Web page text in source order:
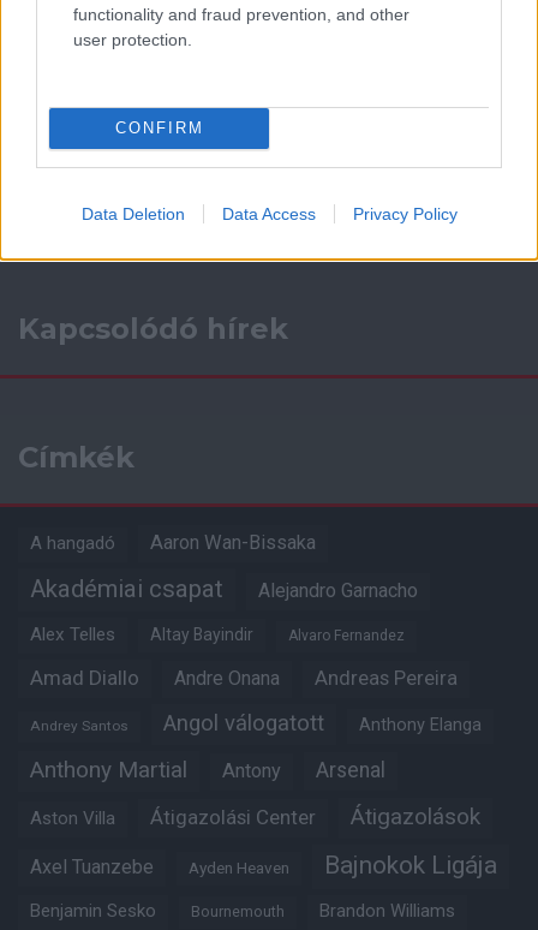
functionality and fraud prevention, and other
user protection.
CONFIRM
Data Deletion Data Access Privacy Policy
Támogatás
Támogasd adományoddal
a ManUtdFanatics.hu működését!
Kapcsolódó hírek
Címkék
A hangadó Aaron Wan-Bissaka
Akadémiai csapat Alejandro Garnacho
Alex Telles Altay Bayindir Alvaro Fernandez
Amad Diallo Andre Onana Andreas Pereira
Andrey Santos Angol válogatott Anthony Elanga
Anthony Martial Antony Arsenal
Aston Villa Átigazolási Center Átigazolások
Axel Tuanzebe Ayden Heaven Bajnokok Ligája
Benjamin Sesko Bournemouth Brandon Williams